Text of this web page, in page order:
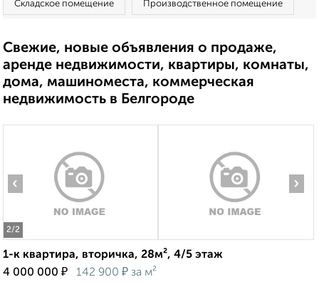
Складское помещение Производственное помещение
Свежие, новые объявления о продаже,
аренде недвижимости, квартиры, комнаты,
дома, машиноместа, коммерческая
недвижимость в Белгороде
2/2
‹ ›
1-к квартира, вторичка, 28м², 4/5 этаж
4 000 000 ₽ 142 900 ₽ за м²